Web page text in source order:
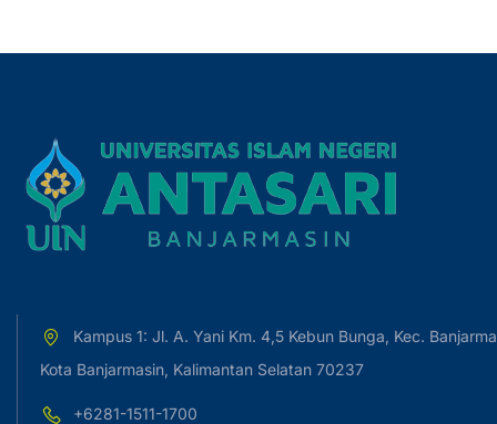
Kampus 1: Jl. A. Yani Km. 4,5 Kebun Bunga, Kec.
Kota Banjarmasin, Kalimantan Selatan 70237
+6281-1511-1700